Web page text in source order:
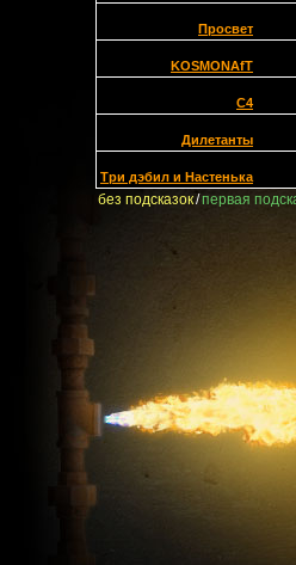
Просвет
KOSMONAfT
C4
Дилетанты
Три дэбил и Настенька
без подсказок/первая